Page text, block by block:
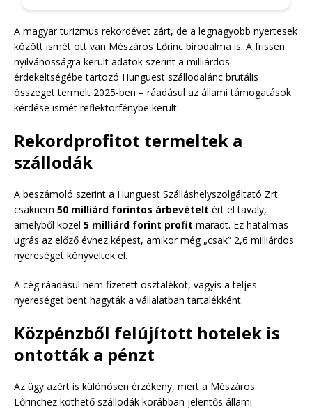
A magyar turizmus rekordévet zárt, de a legnagyobb nyertesek
között ismét ott van Mészáros Lőrinc birodalma is. A frissen
nyilvánosságra került adatok szerint a milliárdos
érdekeltségébe tartozó Hunguest szállodalánc brutális
összeget termelt 2025-ben – ráadásul az állami támogatások
kérdése ismét reflektorfénybe került.
Rekordprofitot termeltek a
szállodák
A beszámoló szerint a Hunguest Szálláshelyszolgáltató Zrt.
csaknem 50 milliárd forintos árbevételt ért el tavaly,
amelyből közel 5 milliárd forint profit maradt. Ez hatalmas
ugrás az előző évhez képest, amikor még „csak” 2,6 milliárdos
nyereséget könyveltek el.
A cég ráadásul nem fizetett osztalékot, vagyis a teljes
nyereséget bent hagyták a vállalatban tartalékként.
Közpénzből felújított hotelek is
ontották a pénzt
Az ügy azért is különösen érzékeny, mert a Mészáros
Lőrinchez köthető szállodák korábban jelentős állami